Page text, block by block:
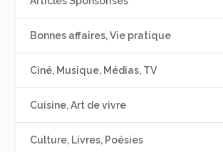
Bonnes affaires, Vie pratique
Ciné, Musique, Médias, TV
Cuisine, Art de vivre
Culture, Livres, Poésies